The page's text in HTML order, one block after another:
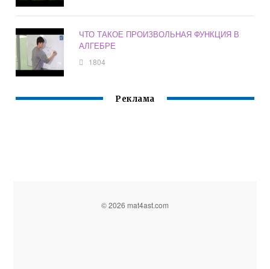
ЧТО ТАКОЕ ПРОИЗВОЛЬНАЯ ФУНКЦИЯ В
АЛГЕБРЕ
1804
Реклама
© 2026 mat4ast.com